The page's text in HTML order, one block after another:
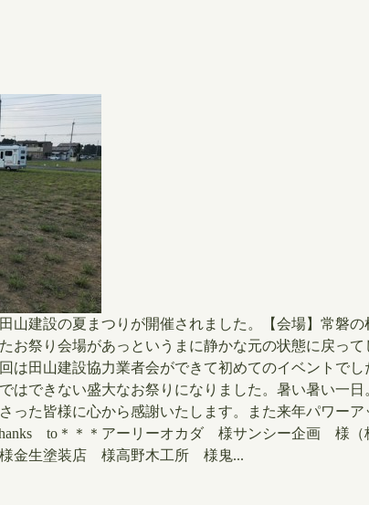
田山建設の夏まつりが開催されました。【会場】常磐
お祭り会場があっというまに静かな元の状態に戻っ
は田山建設協力業者会ができて初めてのイベントで
はできない盛大なお祭りになりました。暑い暑い一
った皆様に心から感謝いたします。また来年パワー
to＊＊＊アーリーオカダ 様サンシー企画 様
金生塗装店 様高野木工所 様鬼...